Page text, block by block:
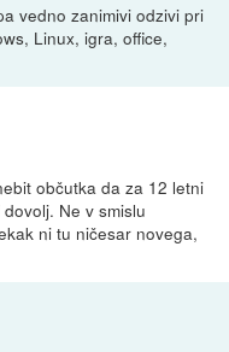
vedno zanimivi odzivi pri
Linux, igra, office,
občutka da za 12 letni
Ne v smislu
ni tu ničesar novega,